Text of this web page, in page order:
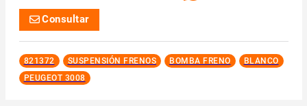
Consultar
821372 SUSPENSIÓN FRENOS BOMBA FRENO
BLANCO
PEUGEOT 3008